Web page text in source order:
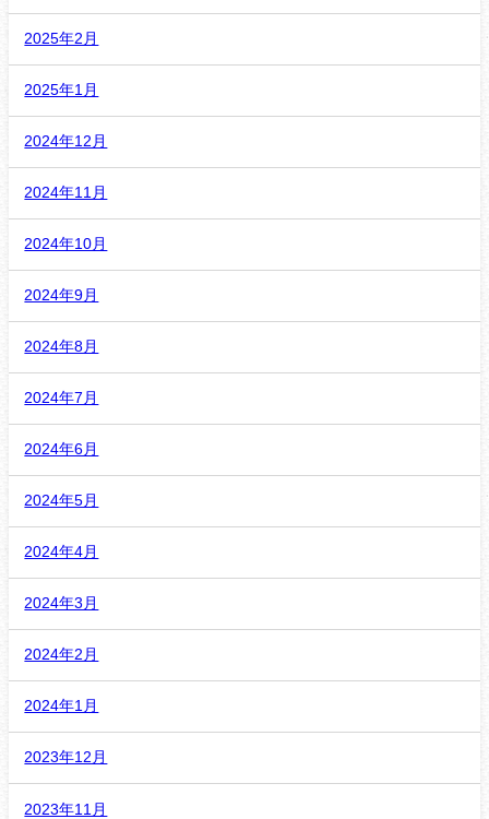
2025年2月
2025年1月
2024年12月
2024年11月
2024年10月
2024年9月
2024年8月
2024年7月
2024年6月
2024年5月
2024年4月
2024年3月
2024年2月
2024年1月
2023年12月
2023年11月